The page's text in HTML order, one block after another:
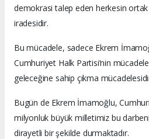
demokrasi talep eden herkesin
iradesidir.
Bu mücadele, sadece Ekrem
Cumhuriyet Halk Partisi’nin
geleceğine sahip çıkma
Bugün de Ekrem İmamoğlu,
milyonluk büyük milletimiz bu
dirayetli bir şekilde durmaktadır.